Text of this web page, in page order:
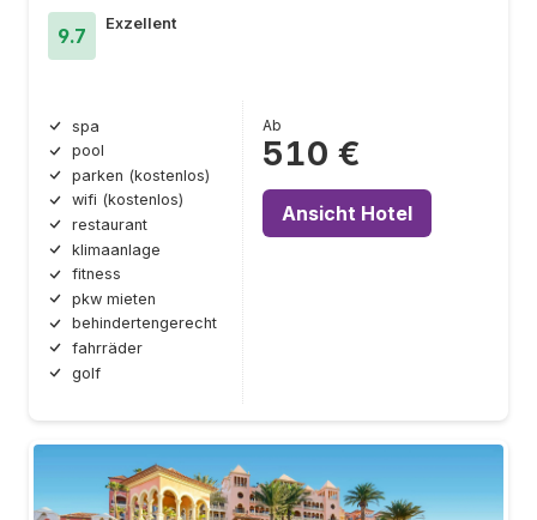
9.7
Exzellent
spa
pool
parken (kostenlos)
wifi (kostenlos)
restaurant
klimaanlage
fitness
pkw mieten
behindertengerecht
fahrräder
golf
Ab
510 €
Ansicht Hotel